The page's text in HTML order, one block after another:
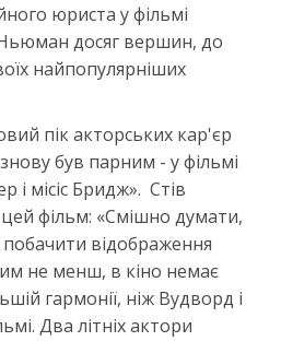
юриста у фільмі
досяг вершин, до
найпопулярніших
пік акторських кар'єр
був парним - у фільмі
і місіс Бридж». Стів
фільм: «Смішно думати,
відображення
не менш, в кіно немає
гармонії, ніж Вудворд і
Два літніх актори